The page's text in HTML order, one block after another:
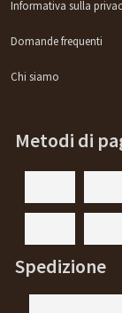
Informativa sulla
Domande frequenti
Chi siamo
Metodi di
Spedizione